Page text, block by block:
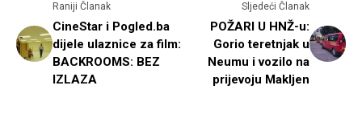
Raniji Članak
CineStar i Pogled.ba
dijele ulaznice za film:
BACKROOMS: BEZ
IZLAZA
Sljedeći Članak
POŽARI U HNŽ-u:
Gorio teretnjak u
Neumu i vozilo na
prijevoju Makljen